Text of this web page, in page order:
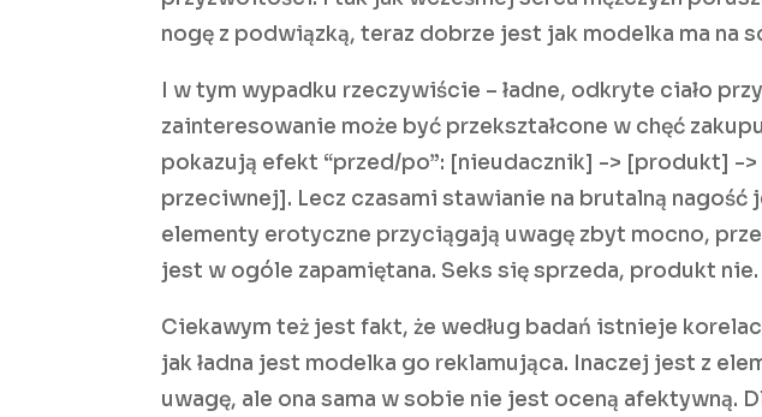
nogę z podwiązką, teraz dobrze jest jak modelka ma na
I w tym wypadku rzeczywiście – ładne, odkryte ciało
zainteresowanie może być przekształcone w chęć
pokazują efekt “przed/po”: [nieudacznik] -> [produkt] -
przeciwnej]. Lecz czasami stawianie na brutalną nagość
elementy erotyczne przyciągają uwagę zbyt mocno,
jest w ogóle zapamiętana. Seks się sprzeda, produkt nie.
Ciekawym też jest fakt, że według badań istnieje
jak ładna jest modelka go reklamująca. Inaczej jest z
uwagę, ale ona sama w sobie nie jest oceną afektywną.